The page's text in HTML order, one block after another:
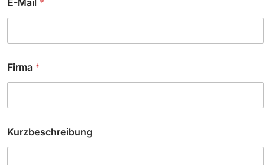
E-Mail *
i
r
a
u
r
z
Firma *
Kurzbeschreibung